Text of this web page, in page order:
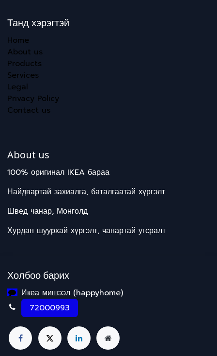
Танд хэрэгтэй
Home
About us
Products
Services
Legal
Privacy Policy
Contact us
About us
100% оригинал IKEA бараа
Найдвартай захиалга, баталгаатай хүргэлт
Швед чанар, Монголд
Хурдан шуурхай хүргэлт, чанартай угсралт
Холбоо барих
Икеа мишээл (happyhome)
72000993